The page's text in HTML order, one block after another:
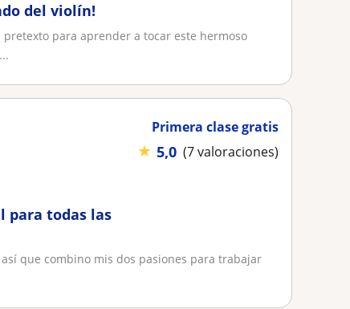
del violín!
para aprender a tocar este hermoso
Primera clase gratis
★ 5,0 (7 valoraciones)
para todas las
que combino mis dos pasiones para trabajar